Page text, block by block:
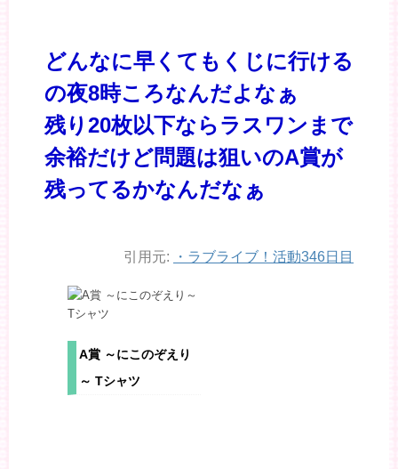
どんなに早くてもくじに行ける
の夜8時ころなんだよなぁ
残り20枚以下ならラスワンまで
余裕だけど問題は狙いのA賞が
残ってるかなんだなぁ
引用元: ・ ラブライブ！活動346日目
A賞 ～にこのぞえり
～ Tシャツ